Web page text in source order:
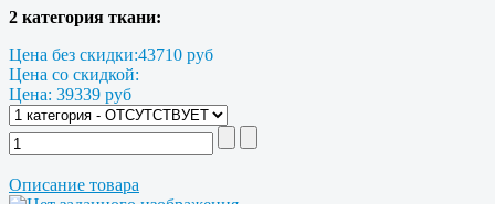
2 категория ткани:
Цена без скидки:43710 руб
Цена со скидкой:
Цена: 39339 руб
Описание товара